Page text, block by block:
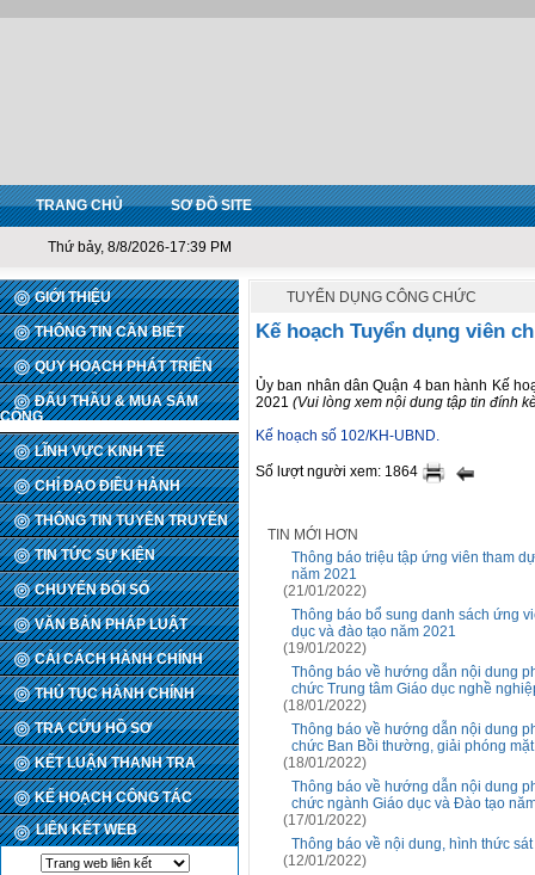
TRANG CHỦ SƠ ĐỒ SITE
Thứ bảy, 8/8/2026-17:39 PM
GIỚI THIỆU
THÔNG TIN CẦN BIẾT
QUY HOẠCH PHÁT TRIỂN
ĐẤU THẦU & MUA SẮM
CÔNG
LĨNH VỰC KINH TẾ
CHỈ ĐẠO ĐIỀU HÀNH
THÔNG TIN TUYÊN TRUYỀN
TIN TỨC SỰ KIỆN
CHUYỂN ĐỔI SỐ
VĂN BẢN PHÁP LUẬT
CẢI CÁCH HÀNH CHÍNH
THỦ TỤC HÀNH CHÍNH
TRA CỨU HỒ SƠ
KẾT LUẬN THANH TRA
KẾ HOẠCH CÔNG TÁC
LIÊN KẾT WEB
TUYỂN DỤNG CÔNG CHỨC
Kế hoạch Tuyển dụng viên
Ủy ban nhân dân Quận 4 ban hành Kế
2021 (Vui lòng xem nội dung tập tin đính
Kế hoạch số 102/KH-UBND.
Số lượt người xem: 1864
TIN MỚI HƠN
Thông báo triệu tập ứng viên tham
năm 2021
(21/01/2022)
Thông báo bổ sung danh sách ứng
dục và đào tạo năm 2021
(19/01/2022)
Thông báo về hướng dẫn nội dung
chức Trung tâm Giáo dục nghề
(18/01/2022)
Thông báo về hướng dẫn nội dung
chức Ban Bồi thường, giải phóng
(18/01/2022)
Thông báo về hướng dẫn nội dung
chức ngành Giáo dục và Đào tạo
(17/01/2022)
Thông báo về nội dung, hình thức
(12/01/2022)